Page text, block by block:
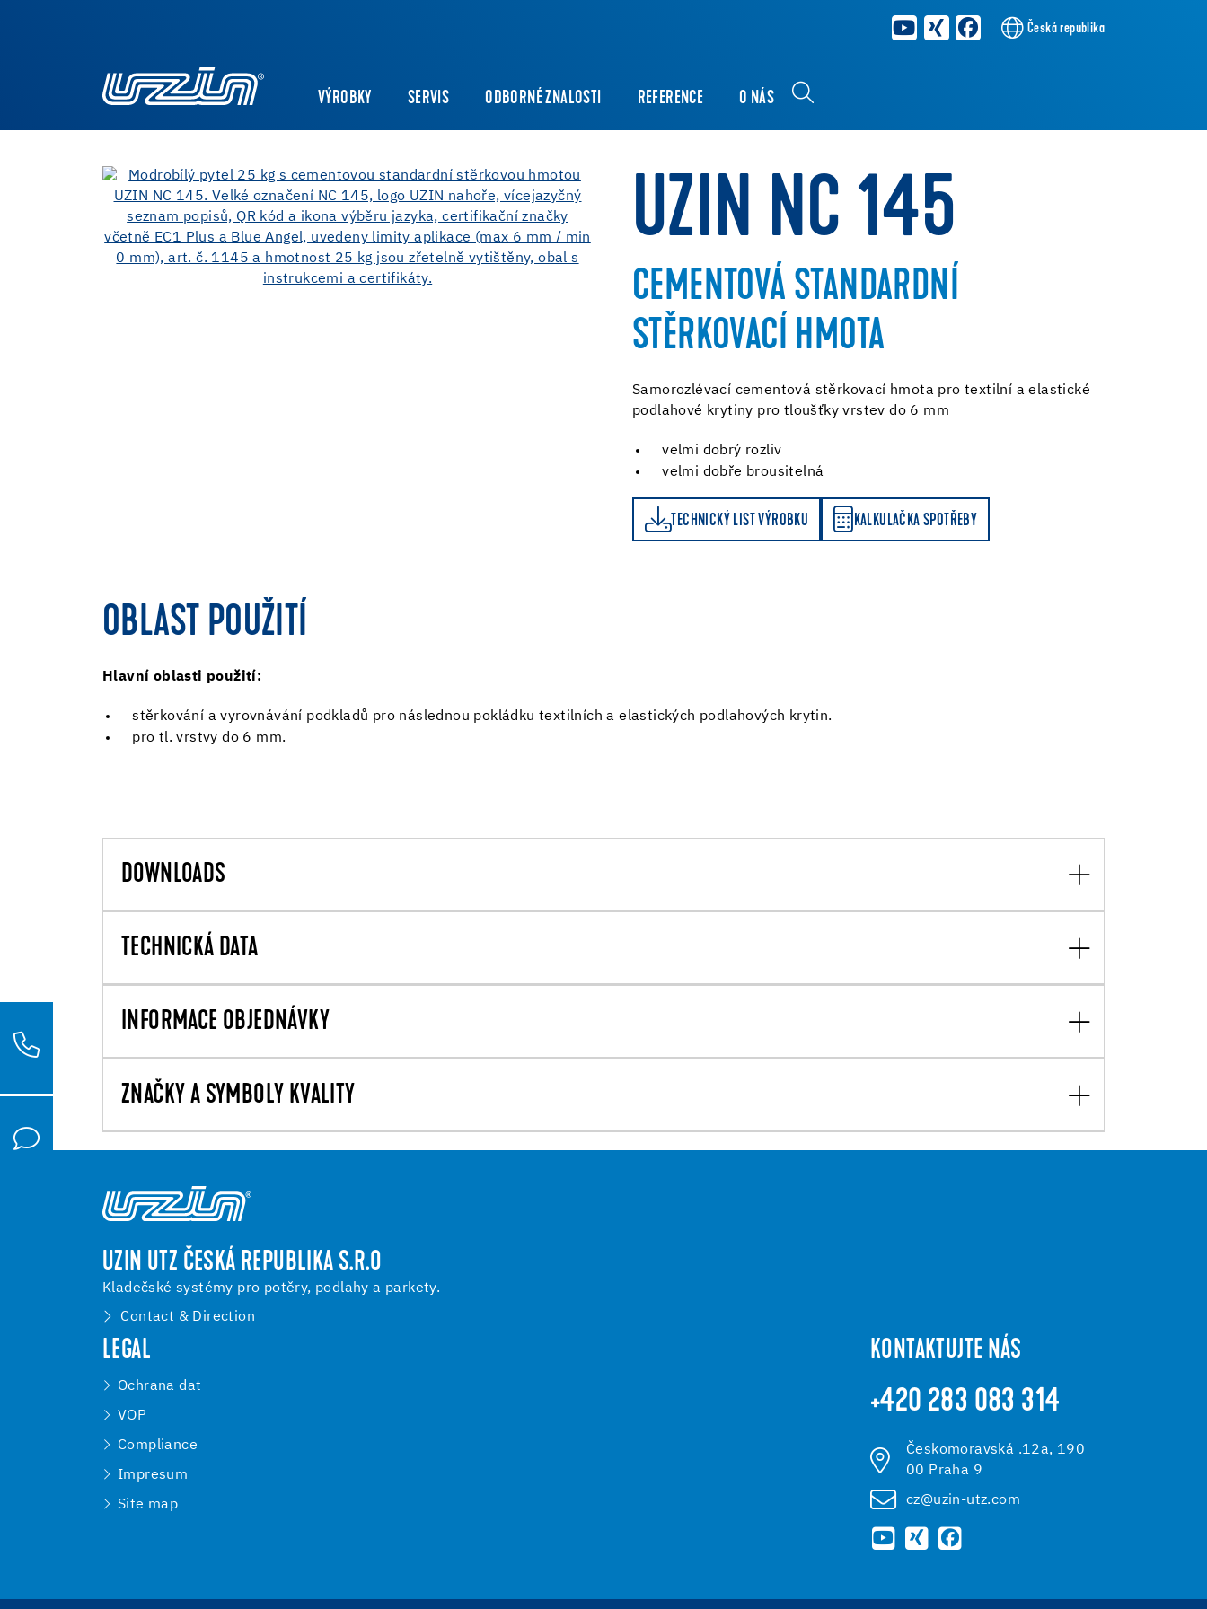
Česká republika
VÝROBKY SERVIS ODBORNÉ ZNALOSTI REFERENCE O NÁS
UZIN NC 145
CEMENTOVÁ STANDARDNÍ
STĚRKOVACÍ HMOTA
Samorozlévací cementová stěrkovací hmota pro textilní a elastické
podlahové krytiny pro tloušťky vrstev do 6 mm
velmi dobrý rozliv
velmi dobře brousitelná
TECHNICKÝ LIST VÝROBKU KALKULAČKA SPOTŘEBY
KALKULAČKA SPOTŘEBY
OBLAST POUŽITÍ
Hlavní oblasti použití:
stěrkování a vyrovnávání podkladů pro následnou pokládku textilních a elastických podlahových krytin.
pro tl. vrstvy do 6 mm.
DOWNLOADS
TECHNICKÁ DATA
INFORMACE OBJEDNÁVKY
ZNAČKY A SYMBOLY KVALITY
UZIN UTZ ČESKÁ REPUBLIKA S.R.O
Kladečské systémy pro potěry, podlahy a parkety.
Contact & Direction
LEGAL
Ochrana dat
VOP
Compliance
Impresum
Site map
KONTAKTUJTE NÁS
+420 283 083 314
Českomoravská .12a, 190
00 Praha 9
cz@uzin-utz.com